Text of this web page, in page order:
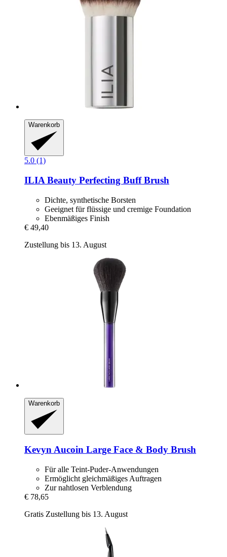
Warenkorb
5.0 (1)
ILIA Beauty Perfecting Buff Brush
Dichte, synthetische Borsten
Geeignet für flüssige und cremige Foundation
Ebenmäßiges Finish
€ 49,40
Zustellung bis 13. August
Warenkorb
Kevyn Aucoin Large Face & Body Brush
Für alle Teint-Puder-Anwendungen
Ermöglicht gleichmäßiges Auftragen
Zur nahtlosen Verblendung
€ 78,65
Gratis Zustellung bis 13. August